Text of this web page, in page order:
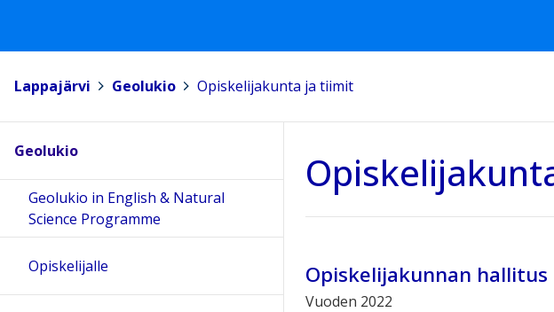
Lappajärvi Geolukio Opiskelijakunta ja tiimit
Opiskelijakunnan hallitus
Vuoden 2022
Geolukio
Geolukio in English & Natural
Science Programme
Opiskelijalle